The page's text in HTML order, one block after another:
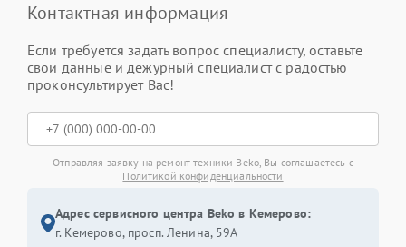
Контактная информация
Если требуется задать вопрос специалисту, оставьте
свои данные и дежурный специалист с радостью
проконсультирует Вас!
Отправляя заявку на ремонт техники Beko, Вы соглашаетесь с
Политикой конфиденциальности
Адрес сервисного центра Beko в Кемерово:
г. Кемерово, просп. Ленина, 59А